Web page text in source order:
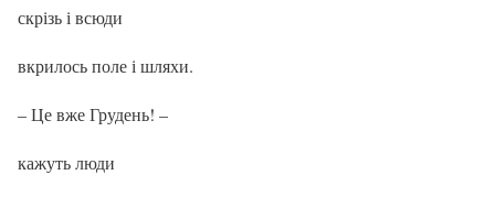
скрізь і всюди
вкрилось поле і шляхи.
– Це вже Грудень! –
кажуть люди